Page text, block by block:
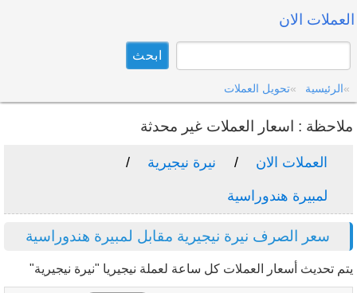
العملات الان
الرئيسية تحويل العملات
ملاحظة : اسعار العملات غير محدثة
العملات الان نيرة نيجيرية
لمبيرة هندوراسية
سعر الصرف نيرة نيجيرية مقابل لمبيرة هندوراسية
يتم تحديث أسعار العملات كل ساعة لعملة نيجيريا "نيرة نيجيرية"